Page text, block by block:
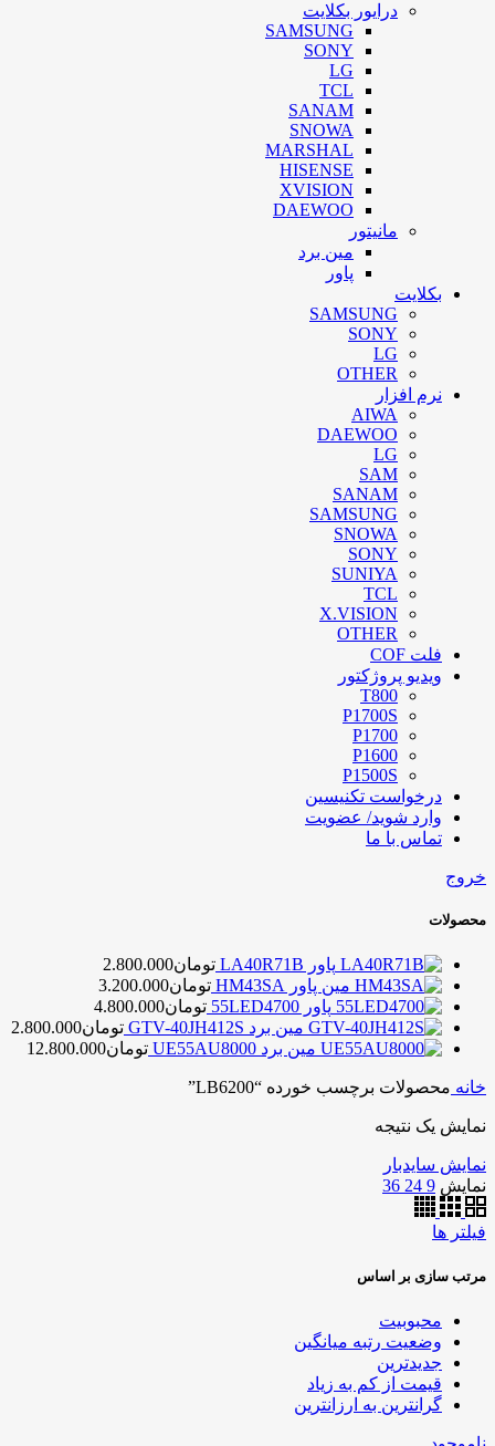
درایور بکلایت
SAMSUNG
SONY
LG
TCL
SANAM
SNOWA
MARSHAL
HISENSE
XVISION
DAEWOO
مانیتور
مین برد
پاور
بکلایت
SAMSUNG
SONY
LG
OTHER
نرم افزار
AIWA
DAEWOO
LG
SAM
SANAM
SAMSUNG
SNOWA
SONY
SUNIYA
TCL
X.VISION
OTHER
فلت COF
ویدیو پروژکتور
T800
P1700S
P1700
P1600
P1500S
درخواست تکنیسین
وارد شوید/ عضویت
تماس با ما
خروج
محصولات
پاور LA40R71B تومان2.800.000
مین پاور HM43SA
تومان3.200.000
پاور 55LED4700
تومان4.800.000
مین برد GTV-40JH412S
تومان2.800.000
مین برد UE55AU8000
تومان12.800.000
خانه محصولات برچسب خورده “LB6200”
نمایش یک نتیجه
نمایش سایدبار
نمایش 9
24
36
فیلتر ها
مرتب سازی بر اساس
محبوبیت
وضعیت رتبه میانگین
جدیدترین
قیمت از کم به زیاد
گرانترین به ارزانترین